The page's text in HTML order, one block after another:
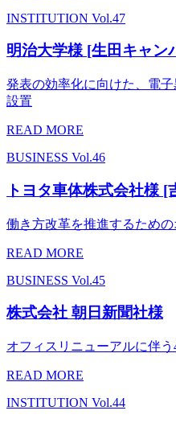
INSTITUTION Vol.47
明治大学様 [生田キャン
発表の効率化に向けた、電
設置
READ MORE
BUSINESS Vol.46
トヨタ車体株式会社様 [
働き方改革を推進するため
READ MORE
BUSINESS Vol.45
株式会社 朝日新聞社様
オフィスリニューアルに伴
READ MORE
INSTITUTION Vol.44